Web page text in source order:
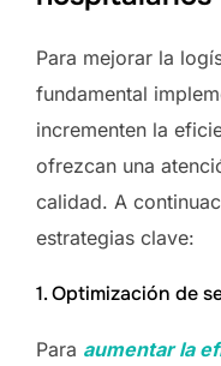
Para mejorar la
fundamental
incrementen la
ofrezcan una
calidad. A
estrategias clave:
1. Optimización de
Para aumentar la